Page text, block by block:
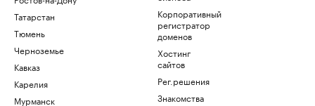
Татарстан
Тюмень
Черноземье
Кавказ
Карелия
Мурманск
Корпоративный
регистратор
доменов
Хостинг
сайтов
Рег.решения
Знакомства